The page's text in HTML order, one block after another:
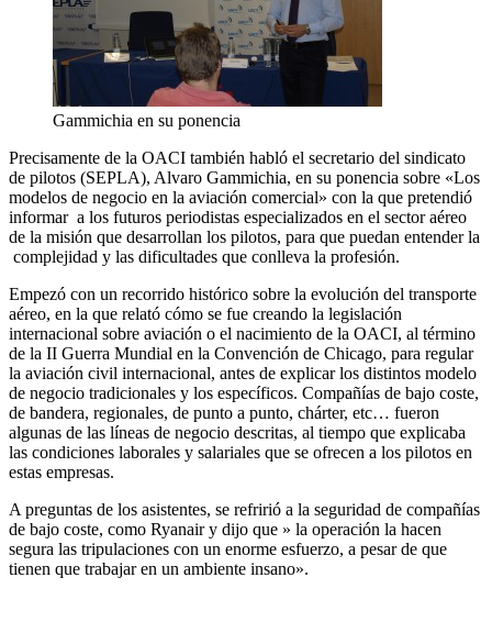
Gammichia en su ponencia
Precisamente de la OACI también habló el secretario del sindicato
de pilotos (SEPLA), Alvaro Gammichia, en su ponencia sobre «Los
modelos de negocio en la aviación comercial» con la que pretendió
informar a los futuros periodistas especializados en el sector aéreo
de la misión que desarrollan los pilotos, para que puedan entender la
complejidad y las dificultades que conlleva la profesión.
Empezó con un recorrido histórico sobre la evolución del transporte
aéreo, en la que relató cómo se fue creando la legislación
internacional sobre aviación o el nacimiento de la OACI, al término
de la II Guerra Mundial en la Convención de Chicago, para regular
la aviación civil internacional, antes de explicar los distintos modelo
de negocio tradicionales y los específicos. Compañías de bajo coste,
de bandera, regionales, de punto a punto, chárter, etc… fueron
algunas de las líneas de negocio descritas, al tiempo que explicaba
las condiciones laborales y salariales que se ofrecen a los pilotos en
estas empresas.
A preguntas de los asistentes, se refririó a la seguridad de compañías
de bajo coste, como Ryanair y dijo que » la operación la hacen
segura las tripulaciones con un enorme esfuerzo, a pesar de que
tienen que trabajar en un ambiente insano».